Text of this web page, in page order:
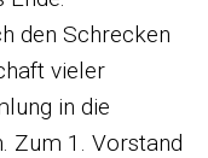
den Schrecken
vieler
in die
Zum 1. Vorstand